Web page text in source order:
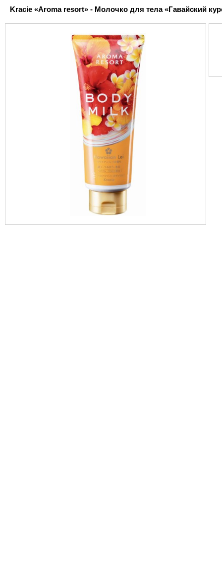
Kracie «Aroma resort» - Молочко для тела «Гавайский